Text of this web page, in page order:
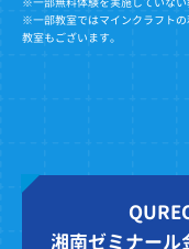
※一部教室ではマインクラフト
教室もございます。
湘南ゼミナール